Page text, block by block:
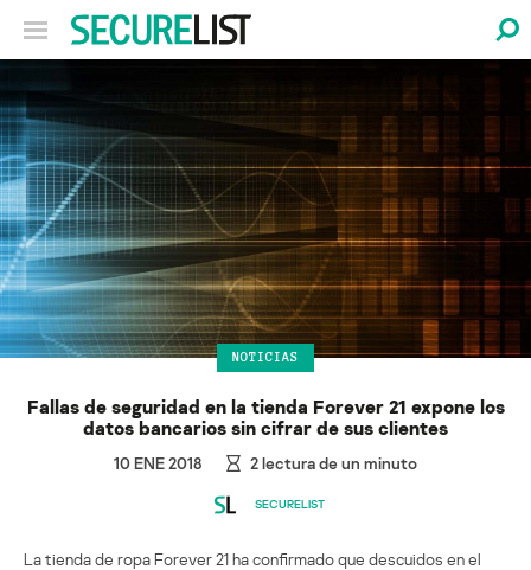
NOTICIAS
Fallas de seguridad en la tienda Forever 21 expone los
datos bancarios sin cifrar de sus clientes
10 ENE 2018 2lectura de un minuto
SECURELIST
La tienda de ropa Forever 21 ha confirmado que descuidos en el